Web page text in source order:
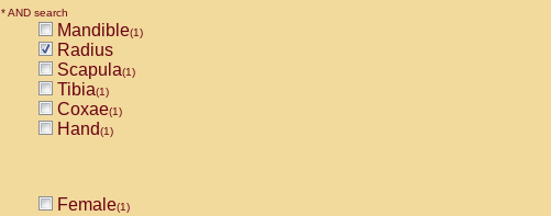
* AND search
Mandible(1)
Radius
Scapula(1)
Tibia(1)
Coxae(1)
Hand(1)
Female(1)